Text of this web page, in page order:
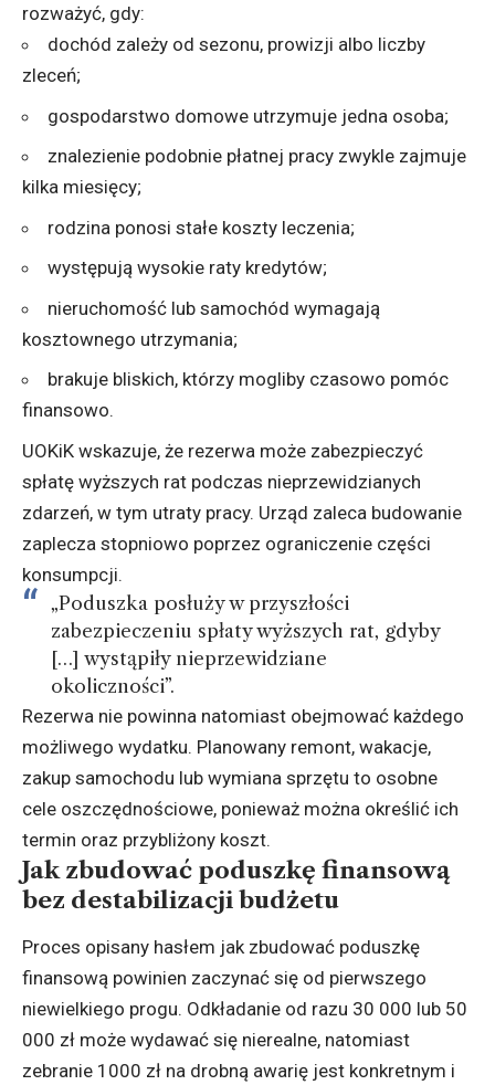
rozważyć, gdy:
dochód zależy od sezonu, prowizji albo liczby
zleceń;
gospodarstwo domowe utrzymuje jedna osoba;
znalezienie podobnie płatnej pracy zwykle zajmuje
kilka miesięcy;
rodzina ponosi stałe koszty leczenia;
występują wysokie raty kredytów;
nieruchomość lub samochód wymagają
kosztownego utrzymania;
brakuje bliskich, którzy mogliby czasowo pomóc
finansowo.
UOKiK wskazuje, że rezerwa może zabezpieczyć
spłatę wyższych rat podczas nieprzewidzianych
zdarzeń, w tym utraty pracy. Urząd zaleca budowanie
zaplecza stopniowo poprzez ograniczenie części
konsumpcji.
„Poduszka posłuży w przyszłości
zabezpieczeniu spłaty wyższych rat, gdyby
[…] wystąpiły nieprzewidziane
okoliczności”.
Rezerwa nie powinna natomiast obejmować każdego
możliwego wydatku. Planowany remont, wakacje,
zakup samochodu lub wymiana sprzętu to osobne
cele oszczędnościowe, ponieważ można określić ich
termin oraz przybliżony koszt.
Jak zbudować poduszkę finansową
bez destabilizacji budżetu
Proces opisany hasłem jak zbudować poduszkę
finansową powinien zaczynać się od pierwszego
niewielkiego progu. Odkładanie od razu 30 000 lub 50
000 zł może wydawać się nierealne, natomiast
zebranie 1000 zł na drobną awarię jest konkretnym i